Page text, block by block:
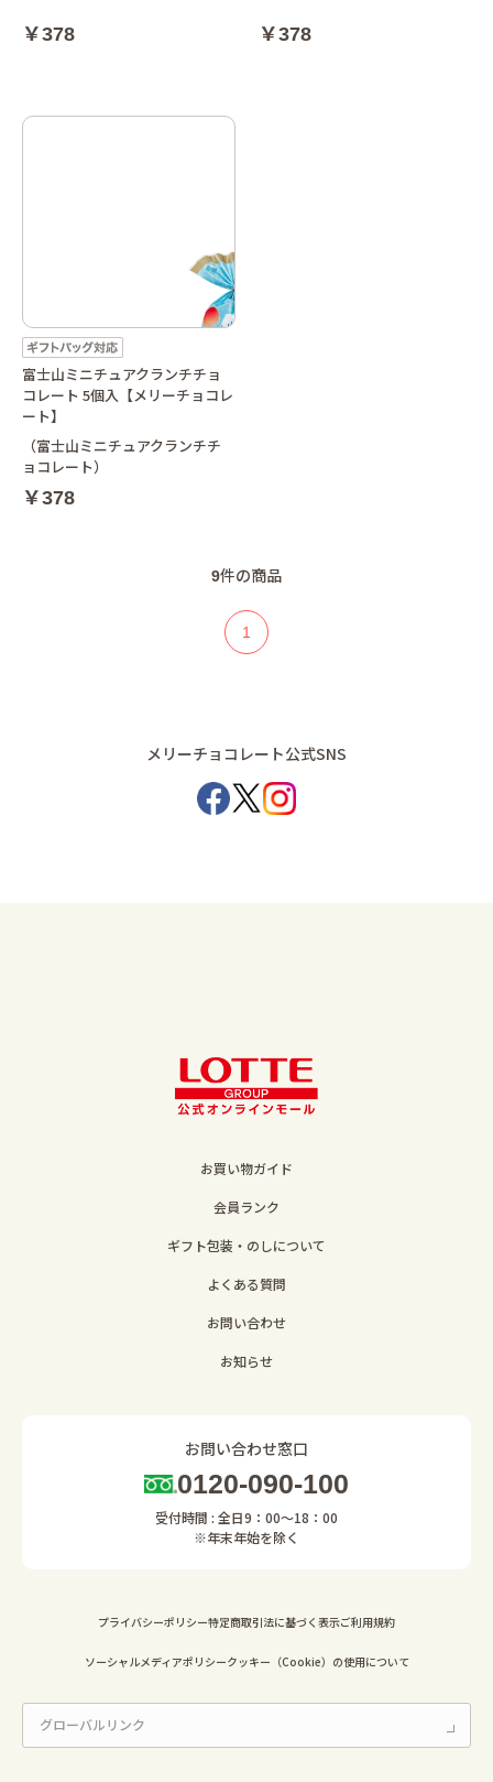
￥378 ￥378
富士山ミニチュアクランチチョ
コレート 5個入【メリーチョコレ
ート】
（富士山ミニチュアクランチチ
ョコレート）
￥378
9件の商品
1
メリーチョコレート公式SNS
お買い物ガイド
会員ランク
ギフト包装・のしについて
よくある質問
お問い合わせ
お知らせ
お問い合わせ窓口
0120-090-100
受付時間 : 全日9：00～18：00
※年末年始を除く
プライバシーポリシー特定商取引法に基づく表示ご利用規約
ソーシャルメディアポリシークッキー（Cookie）の使用について